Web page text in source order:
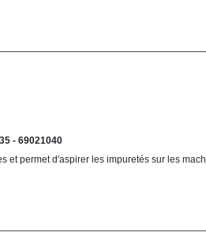
- 69021040
et permet d'aspirer les impuretés sur les